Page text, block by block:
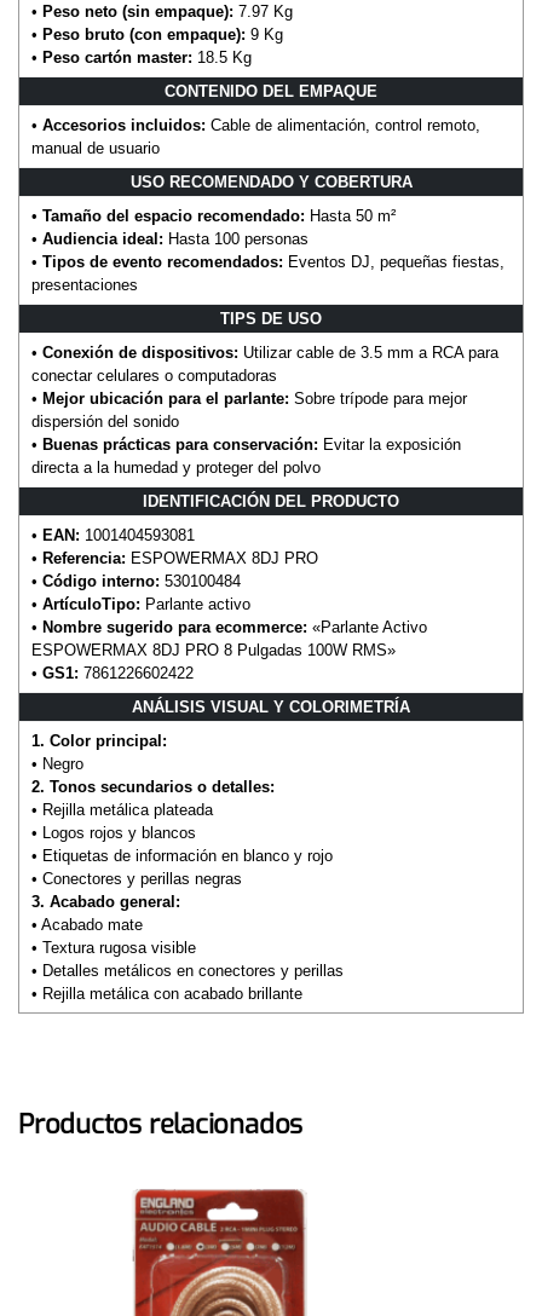
• Peso neto (sin empaque): 7.97 Kg
• Peso bruto (con empaque): 9 Kg
• Peso cartón master: 18.5 Kg
CONTENIDO DEL EMPAQUE
• Accesorios incluidos: Cable de alimentación, control remoto,
manual de usuario
USO RECOMENDADO Y COBERTURA
• Tamaño del espacio recomendado: Hasta 50 m²
• Audiencia ideal: Hasta 100 personas
• Tipos de evento recomendados: Eventos DJ, pequeñas fiestas,
presentaciones
TIPS DE USO
• Conexión de dispositivos: Utilizar cable de 3.5 mm a RCA para
conectar celulares o computadoras
• Mejor ubicación para el parlante: Sobre trípode para mejor
dispersión del sonido
• Buenas prácticas para conservación: Evitar la exposición
directa a la humedad y proteger del polvo
IDENTIFICACIÓN DEL PRODUCTO
• EAN: 1001404593081
• Referencia: ESPOWERMAX 8DJ PRO
• Código interno: 530100484
• ArtículoTipo: Parlante activo
• Nombre sugerido para ecommerce: «Parlante Activo
ESPOWERMAX 8DJ PRO 8 Pulgadas 100W RMS»
• GS1: 7861226602422
ANÁLISIS VISUAL Y COLORIMETRÍA
1. Color principal:
• Negro
2. Tonos secundarios o detalles:
• Rejilla metálica plateada
• Logos rojos y blancos
• Etiquetas de información en blanco y rojo
• Conectores y perillas negras
3. Acabado general:
• Acabado mate
• Textura rugosa visible
• Detalles metálicos en conectores y perillas
• Rejilla metálica con acabado brillante
Productos relacionados